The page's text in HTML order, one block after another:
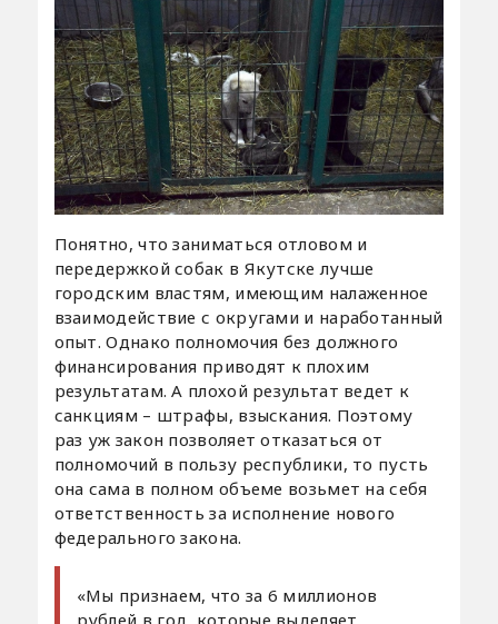
Понятно, что заниматься отловом и
передержкой собак в Якутске лучше
городским властям, имеющим налаженное
взаимодействие с округами и наработанный
опыт. Однако полномочия без должного
финансирования приводят к плохим
результатам. А плохой результат ведет к
санкциям – штрафы, взыскания. Поэтому
раз уж закон позволяет отказаться от
полномочий в пользу республики, то пусть
она сама в полном объеме возьмет на себя
ответственность за исполнение нового
федерального закона.
«Мы признаем, что за 6 миллионов